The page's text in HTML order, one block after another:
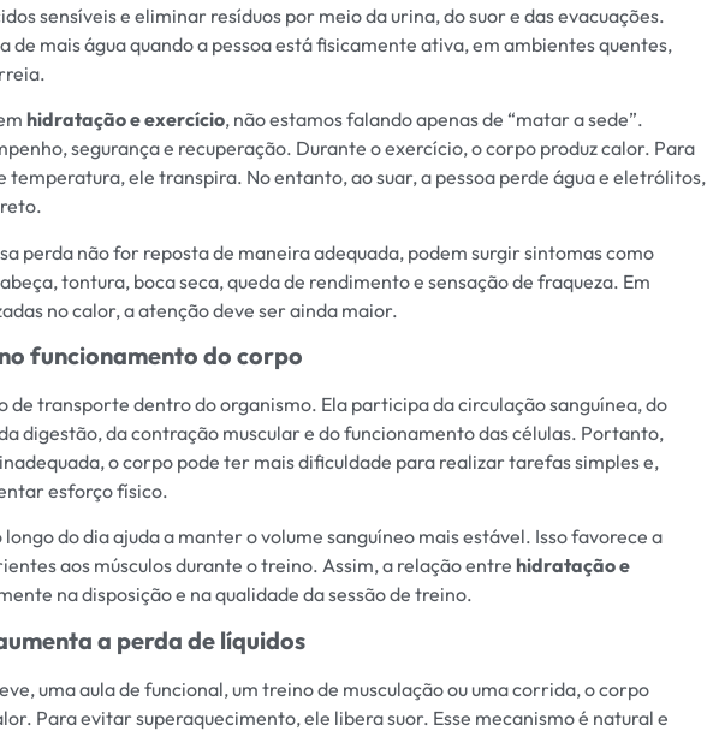
sensíveis e eliminar resíduos por meio da urina, do suor e das evacuações.
de mais água quando a pessoa está fisicamente ativa, em ambientes quentes,
hidratação e exercício, não estamos falando apenas de “matar a sede”.
segurança e recuperação. Durante o exercício, o corpo produz calor. Para
temperatura, ele transpira. No entanto, ao suar, a pessoa perde água e eletrólitos,
perda não for reposta de maneira adequada, podem surgir sintomas como
tontura, boca seca, queda de rendimento e sensação de fraqueza. Em
no calor, a atenção deve ser ainda maior.
funcionamento do corpo
de transporte dentro do organismo. Ela participa da circulação sanguínea, do
digestão, da contração muscular e do funcionamento das células. Portanto,
o corpo pode ter mais dificuldade para realizar tarefas simples e,
esforço físico.
do dia ajuda a manter o volume sanguíneo mais estável. Isso favorece a
aos músculos durante o treino. Assim, a relação entre hidratação e
na disposição e na qualidade da sessão de treino.
a perda de líquidos
uma aula de funcional, um treino de musculação ou uma corrida, o corpo
Para evitar superaquecimento, ele libera suor. Esse mecanismo é natural e